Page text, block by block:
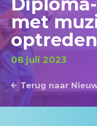
met
optreden
08 juli 2023
Terug naar